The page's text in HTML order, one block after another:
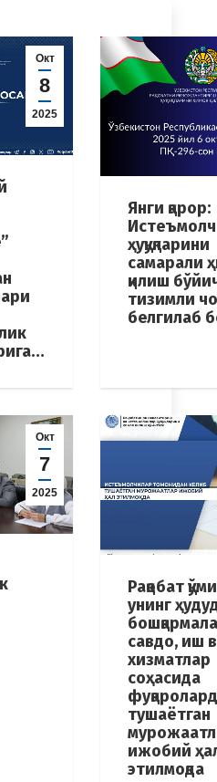
Окт
8
2025
Янги қарор:
ҳуқуқларини
самарали
қилиш
тизимли
белгилаб
Окт
7
2025
Рақобат
унинг
савдо, иш
хизматлар
соҳасида
тушаётган
ижобий
этилмоқда